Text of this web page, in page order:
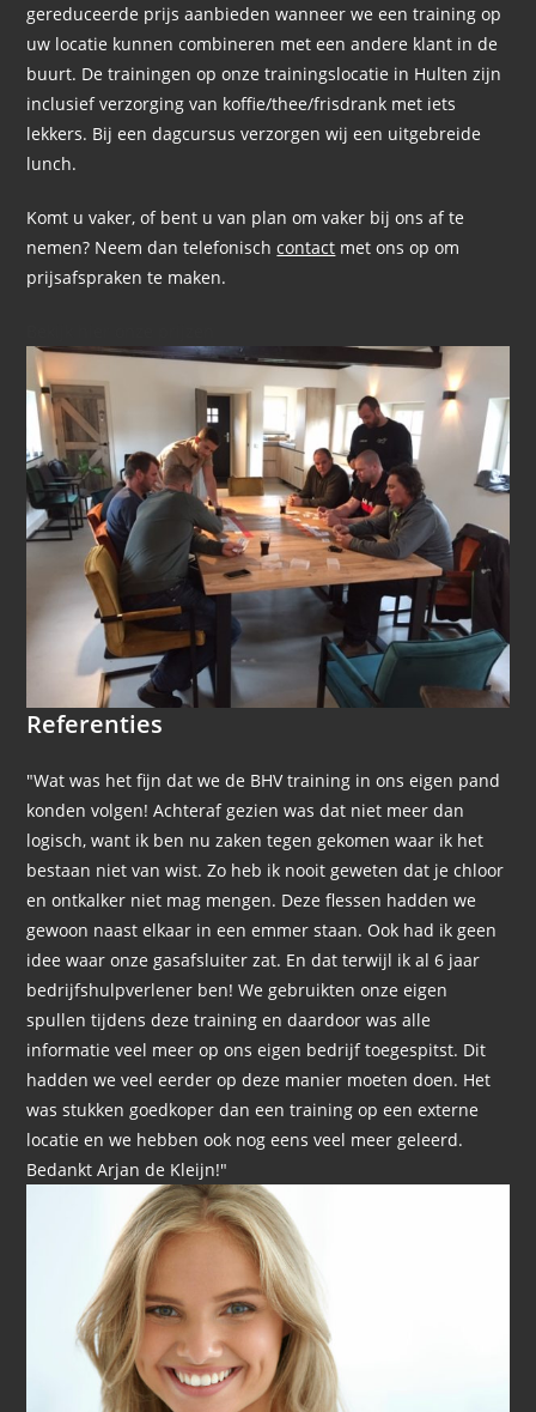
gereduceerde prijs aanbieden wanneer we een training op
uw locatie kunnen combineren met een andere klant in de
buurt. De trainingen op onze trainingslocatie in Hulten zijn
inclusief verzorging van koffie/thee/frisdrank met iets
lekkers. Bij een dagcursus verzorgen wij een uitgebreide
lunch.
Komt u vaker, of bent u van plan om vaker bij ons af te
nemen? Neem dan telefonischcontact met ons op om
prijsafspraken te maken.
Referenties
"Wat was het fijn dat we de BHV training in ons eigen pand
konden volgen! Achteraf gezien was dat niet meer dan
logisch, want ik ben nu zaken tegen gekomen waar ik het
bestaan niet van wist. Zo heb ik nooit geweten dat je chloor
en ontkalker niet mag mengen. Deze flessen hadden we
gewoon naast elkaar in een emmer staan. Ook had ik geen
idee waar onze gasafsluiter zat. En dat terwijl ik al 6 jaar
bedrijfshulpverlener ben! We gebruikten onze eigen
spullen tijdens deze training en daardoor was alle
informatie veel meer op ons eigen bedrijf toegespitst. Dit
hadden we veel eerder op deze manier moeten doen. Het
was stukken goedkoper dan een training op een externe
locatie en we hebben ook nog eens veel meer geleerd.
Bedankt Arjan de Kleijn!"